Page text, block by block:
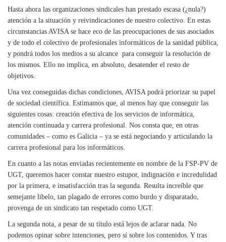
Hasta ahora las organizaciones sindicales han prestado escasa (¿nula?)
atención a la situación y reivindicaciones de nuestro colectivo. En estas
circunstancias AVISA se hace eco de las preocupaciones de sus asociados
y de todo el colectivo de profesionales informáticos de la sanidad pública,
y pondrá todos los medios a su alcance para conseguir la resolución de
los mismos. Ello no implica, en absoluto, desatender el resto de
objetivos.
Una vez conseguidas dichas condiciones, AVISA podrá priorizar su papel
de sociedad científica. Estimamos que, al menos hay que conseguir las
siguientes cosas: creación efectiva de los servicios de informática,
atención continuada y carrera profesional. Nos consta que, en otras
comunidades – como es Galicia – ya se está negociando y articulando la
carrera profesional para los informáticos.
En cuanto a las notas enviadas recientemente en nombre de la FSP-PV de
UGT, queremos hacer constar nuestro estupor, indignación e incredulidad
por la primera, e insatisfacción tras la segunda. Resulta increíble que
semejante libelo, tan plagado de errores como burdo y disparatado,
provenga de un sindicato tan respetado como UGT.
La segunda nota, a pesar de su título está lejos de aclarar nada. No
podemos opinar sobre intenciones, pero sí sobre los contenidos. Y tras